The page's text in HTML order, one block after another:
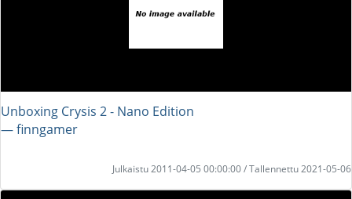
Unboxing Crysis 2 - Nano Edition
― finngamer
Julkaistu 2011-04-05 00:00:00 / Tallennettu 2021-05-06